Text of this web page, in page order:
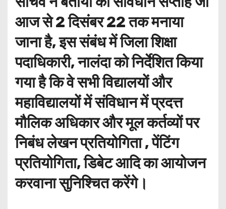
आज से 2 दिसंबर 22 तक मनाया
जाना है, इस संबंध में जिला शिक्षा
पदाधिकारी, नालंदा को निर्देशित किया
गया है कि वे सभी विद्यालयों और
महाविद्यालयों में संविधान में प्रदत्त
मौलिक अधिकार और मूल कर्तव्यों पर
निबंध लेखन प्रतियोगिता , पेंटिंग
प्रतियोगिता, डिबेट आदि का आयोजन
करवाना सुनिश्चित करेंगे।